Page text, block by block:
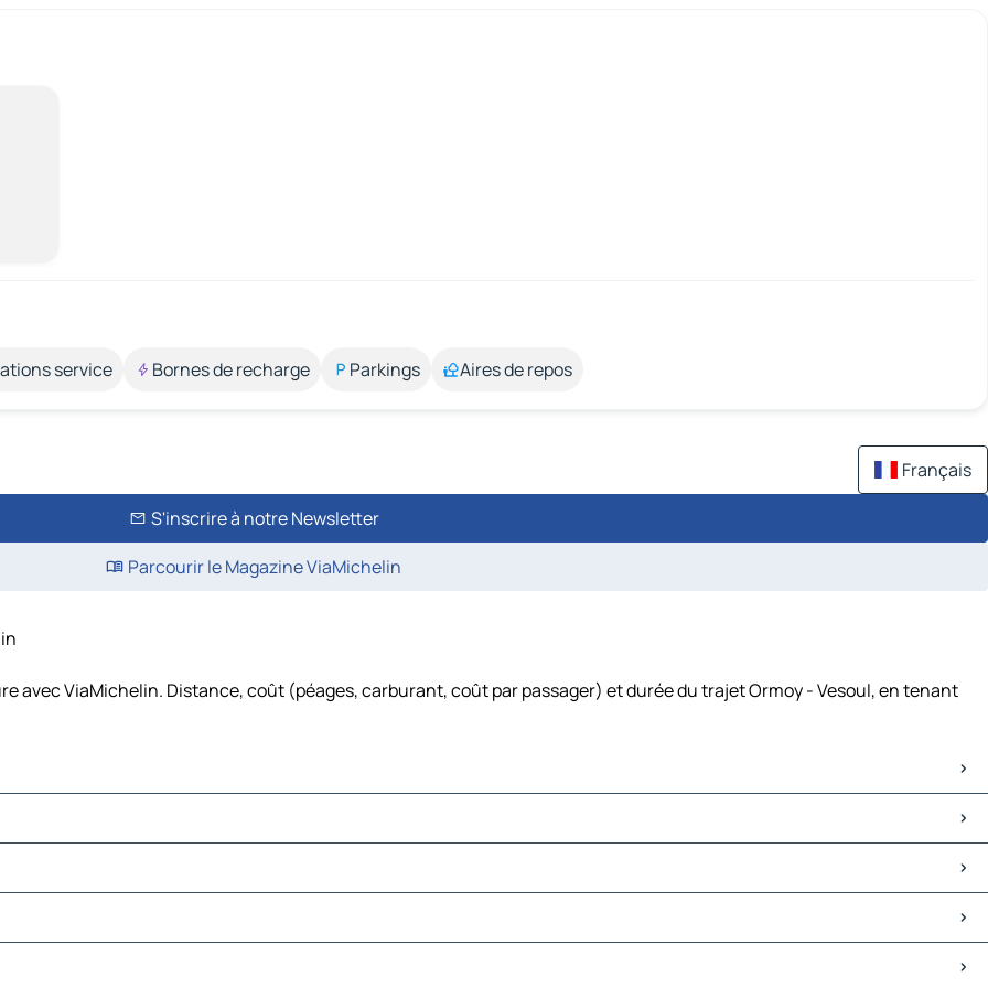
service Bornes de recharge Parkings Aires de repos
Français
S'inscrire à notre Newsletter
Parcourir le Magazine ViaMichelin
avec ViaMichelin. Distance, coût (péages, carburant, coût par passager) et durée du trajet Ormoy - Vesoul, en tenant